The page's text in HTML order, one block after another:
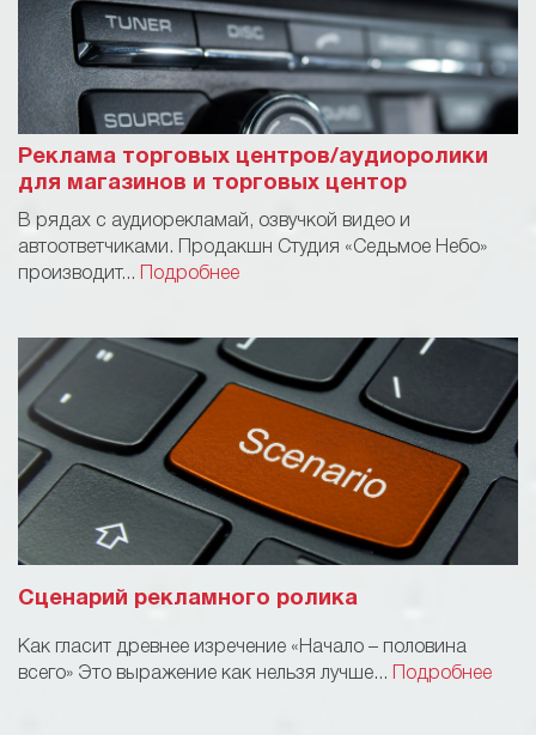
Реклама торговых центров/аудиоролики
для магазинов и торговых центор
В рядах с аудиорекламай, озвучкой видео и
автоответчиками. Продакшн Студия «Седьмое Небо»
производит...
Подробнее
Сценарий рекламного ролика
Как гласит древнее изречение «Начало – половина
всего» Это выражение как нельзя лучше...
Подробнее